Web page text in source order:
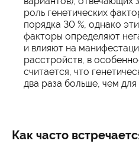
роль генетических
порядка 30 %, однако
факторы определяют
и влияют на
расстройств, в
считается, что
два раза больше, чем
Как часто